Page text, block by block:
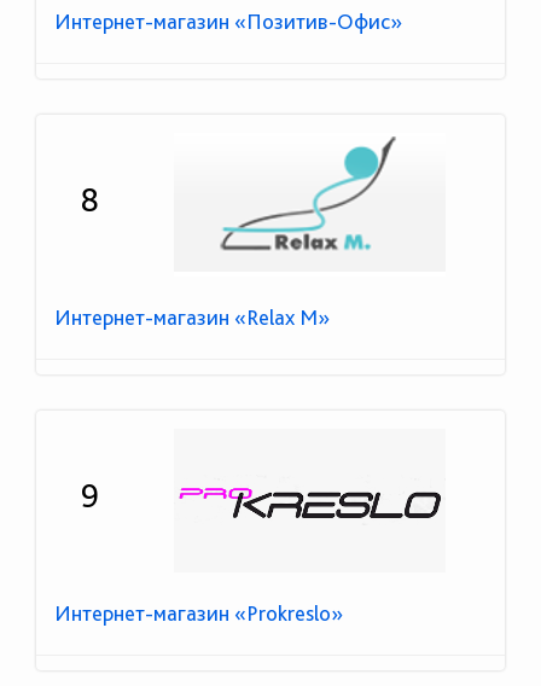
Интернет-магазин «Позитив-Офис»
8
Интернет-магазин «Relax М»
9
Интернет-магазин «Prokreslo»